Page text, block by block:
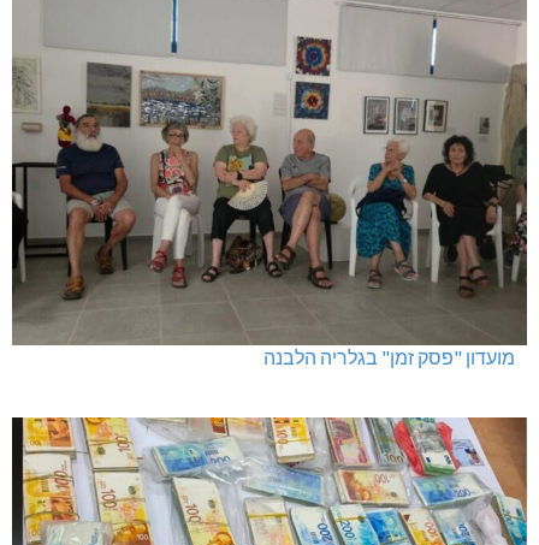
מועדון "פסק זמן" בגלריה הלבנה